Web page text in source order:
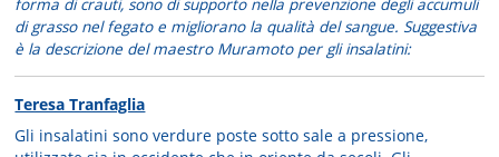
forma di crauti, sono di supporto nella prevenzione degli accumuli
di grasso nel fegato e migliorano la qualità del sangue. Suggestiva
è la descrizione del maestro Muramoto per gli insalatini:
Teresa Tranfaglia
Gli insalatini sono verdure poste sotto sale a pressione,